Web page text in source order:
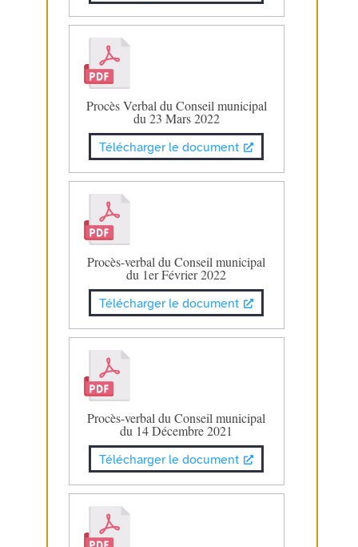
Procès Verbal du Conseil municipal
du 23 Mars 2022
Télécharger le document
Procès-verbal du Conseil municipal
du 1er Février 2022
Télécharger le document
Procès-verbal du Conseil municipal
du 14 Décembre 2021
Télécharger le document